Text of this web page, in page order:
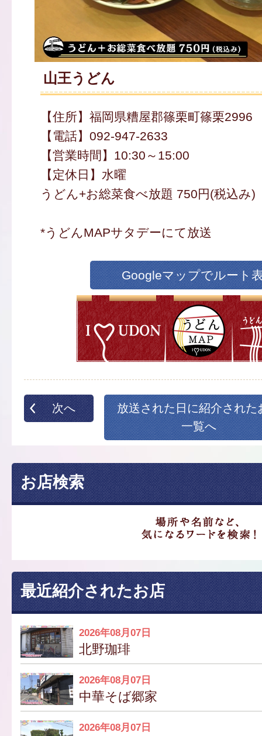
山王うどん
【住所】福岡県糟屋郡篠栗町篠栗2996
【電話】092-947-2633
【営業時間】10:30～15:00
【定休日】水曜
うどん+お総菜食べ放題 750円(税込み)
*うどんMAPサタデーにて放送
Googleマップでルート
次へ
放送された日に紹介された
一覧へ
お店検索
最近紹介されたお店
2026年08月07日
北野珈琲
2026年08月07日
中華そば郷家
2026年08月07日